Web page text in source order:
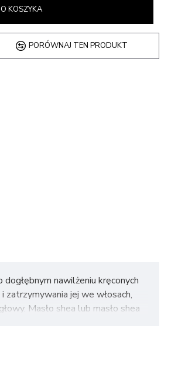
KOSZYKA
PORÓWNAJ TEN PRODUKT
nawilżeniu kręconych
zatrzymywania jej we włosach,
Masło shea lub masło shea
strukturę włosa: oleinowy